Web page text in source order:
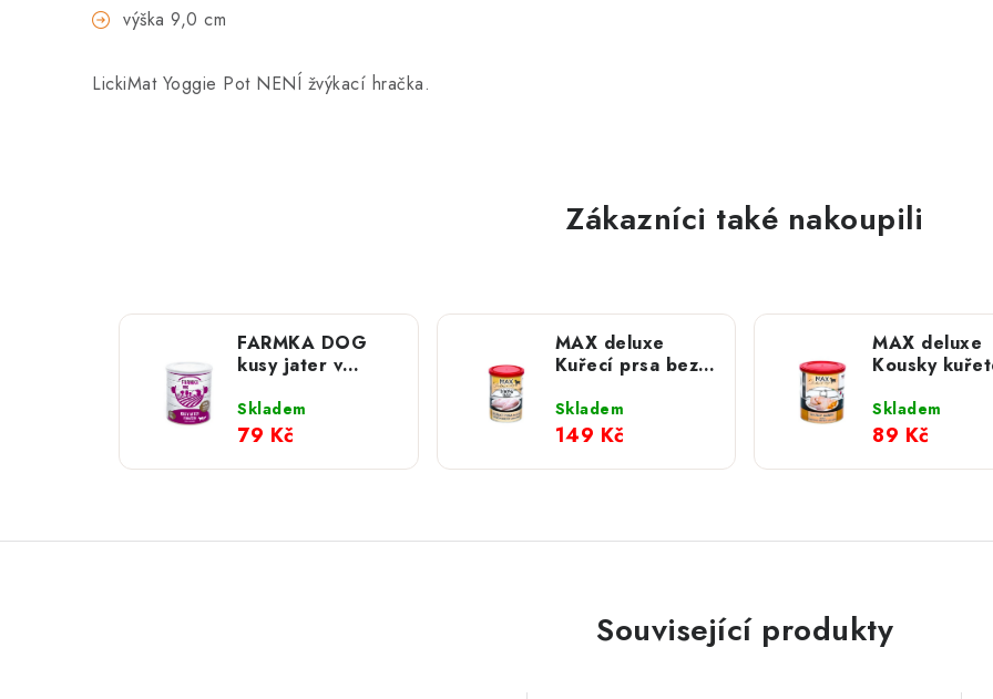
výška 9,0 cm
LickiMat Yoggie Pot NENÍ žvýkací hračka.
Zákazníci také nakoupili
FARMKA DOG
kusy jater v
Skladem
79 Kč
MAX deluxe
Kuřecí prsa bez
Skladem
149 Kč
MAX deluxe
Kousky
Skladem
89 Kč
Související produkty